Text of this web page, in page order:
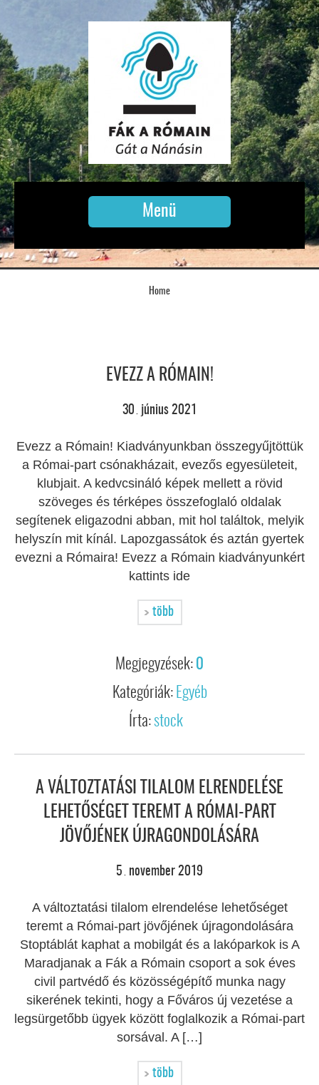
Menü
Home
EVEZZ A RÓMAIN!
30 . június 2021
Evezz a Rómain! Kiadványunkban összegyűjtöttük
a Római-part csónakházait, evezős egyesületeit,
klubjait. A kedvcsináló képek mellett a rövid
szöveges és térképes összefoglaló oldalak
segítenek eligazodni abban, mit hol találtok, melyik
helyszín mit kínál. Lapozgassátok és aztán gyertek
evezni a Rómaira! Evezz a Rómain kiadványunkért
kattints ide
több
Megjegyzések: 0
Kategóriák: Egyéb
Írta:stock
A VÁLTOZTATÁSI TILALOM ELRENDELÉSE
LEHETŐSÉGET TEREMT A RÓMAI-PART
JÖVŐJÉNEK ÚJRAGONDOLÁSÁRA
5 . november 2019
A változtatási tilalom elrendelése lehetőséget
teremt a Római-part jövőjének újragondolására
Stoptáblát kaphat a mobilgát és a lakóparkok is A
Maradjanak a Fák a Rómain csoport a sok éves
civil partvédő és közösségépítő munka nagy
sikerének tekinti, hogy a Főváros új vezetése a
legsürgetőbb ügyek között foglalkozik a Római-part
sorsával. A […]
több